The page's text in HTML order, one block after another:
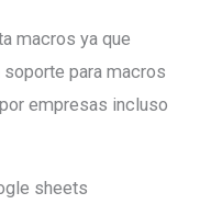
macros ya que
soporte para macros
empresas incluso
sheets